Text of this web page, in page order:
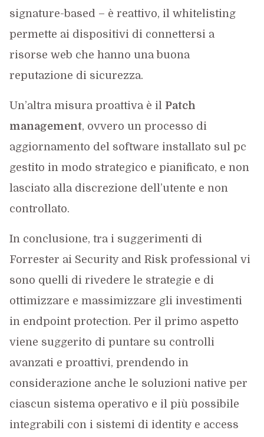
signature-based – è reattivo, il whitelisting
permette ai dispositivi di connettersi a
risorse web che hanno una buona
reputazione di sicurezza.
Un’altra misura proattiva è il Patch
management, ovvero un processo di
aggiornamento del software installato sul pc
gestito in modo strategico e pianificato, e non
lasciato alla discrezione dell’utente e non
controllato.
In conclusione, tra i suggerimenti di
Forrester ai Security and Risk professional vi
sono quelli di rivedere le strategie e di
ottimizzare e massimizzare gli investimenti
in endpoint protection. Per il primo aspetto
viene suggerito di puntare su controlli
avanzati e proattivi, prendendo in
considerazione anche le soluzioni native per
ciascun sistema operativo e il più possibile
integrabili con i sistemi di identity e access